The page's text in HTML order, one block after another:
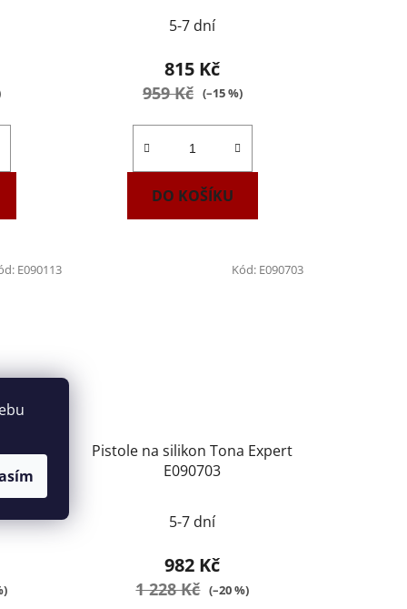
5-7 dní
815 Kč
959 Kč (–15 %)
DO KOŠÍKU
E090113
Pistole na silikon Tona Expert
E090703
hodnocení
produktu
je
5-7 dní
982 Kč
1 228 Kč (–20 %)
Kód: E090703